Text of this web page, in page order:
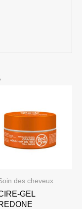
des cheveux
GEL